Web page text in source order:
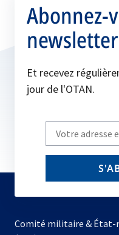
Abonnez-
Et recevez
jour de l'OTAN.
Write
your
email
Comité militaire &